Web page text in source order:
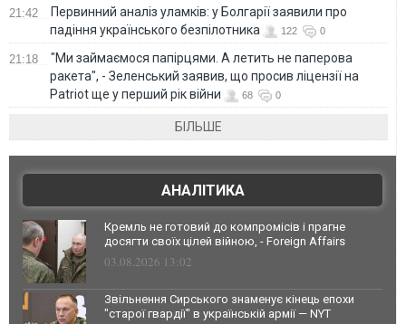
21:42
Первинний аналіз уламків: у Болгарії заявили про
падіння українського безпілотника
122 0
21:18
"Ми займаємося папірцями. А летить не паперова
ракета", - Зеленський заявив, що просив ліцензії на
Patriot ще у перший рік війни
68 0
БІЛЬШЕ
АНАЛІТИКА
Кремль не готовий до компромісів і прагне
досягти своїх цілей війною, - Foreign Affairs
03.08.2026 13:02
Звільнення Сирського знаменує кінець епохи
"старої гвардії" в українській армії — NYT